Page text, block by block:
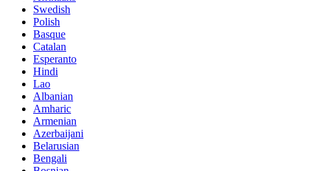
Swedish
Polish
Basque
Catalan
Esperanto
Hindi
Lao
Albanian
Amharic
Armenian
Azerbaijani
Belarusian
Bengali